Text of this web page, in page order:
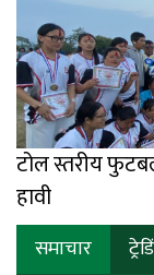
टोल स्तरीय
हावी
समाचार